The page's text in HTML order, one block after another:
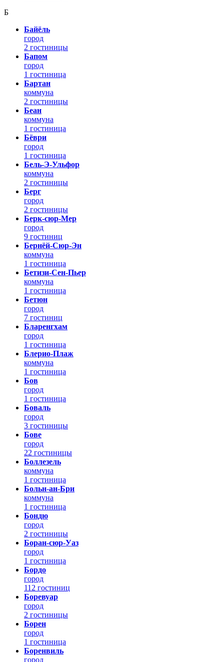
Б
Байёль
город
2 гостиницы
Бапом
город
1 гостиница
Бартан
коммуна
2 гостиницы
Беан
коммуна
1 гостиница
Бёври
город
1 гостиница
Бель-Э-Ульфор
коммуна
2 гостиницы
Берг
город
2 гостиницы
Берк-сюр-Мер
город
9 гостиниц
Бернёй-Сюр-Эн
коммуна
1 гостиница
Бетизи-Сен-Пьер
коммуна
1 гостиница
Бетюн
город
7 гостиниц
Бларенгхам
город
1 гостиница
Блерио-Плаж
коммуна
1 гостиница
Бов
город
1 гостиница
Боваль
город
3 гостиницы
Бове
город
22 гостиницы
Боллезель
коммуна
1 гостиница
Больн-ан-Бри
коммуна
1 гостиница
Бондю
город
2 гостиницы
Боран-сюр-Уаз
город
1 гостиница
Бордо
город
112 гостиниц
Боревуар
город
2 гостиницы
Борен
город
1 гостиница
Боренвиль
город